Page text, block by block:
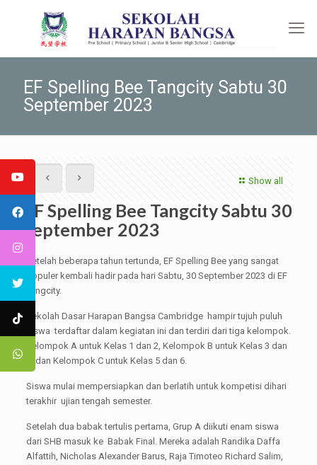
EF Spelling Bee Tangcity Sabtu 30
September 2023
Show all
EF Spelling Bee Tangcity Sabtu 30
September 2023
Setelah beberapa tahun tertunda, EF Spelling Bee yang sangat
populer kembali hadir pada hari Sabtu, 30 September 2023 di EF
Tangcity.
Sekolah Dasar Harapan Bangsa Cambridge hampir tujuh puluh
siswa terdaftar dalam kegiatan ini dan terdiri dari tiga kelompok.
Kelompok A untuk Kelas 1 dan 2, Kelompok B untuk Kelas 3 dan
4, dan Kelompok C untuk Kelas 5 dan 6.
Siswa mulai mempersiapkan dan berlatih untuk kompetisi dihari
terakhir ujian tengah semester.
Setelah dua babak tertulis pertama, Grup A diikuti enam siswa
dari SHB masuk ke Babak Final. Mereka adalah Randika Daffa
Alfattih, Nicholas Alexander Barus, Raja Timoteo Richard Salim,